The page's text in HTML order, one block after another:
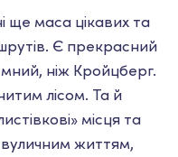
ще маса цікавих та
Є прекрасний
ніж Кройцберг.
лісом. Та й
місця та
життям,